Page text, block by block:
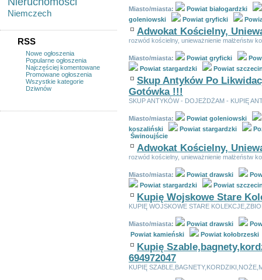
Niemczech
RSS
Nowe ogłoszenia
Popularne ogłoszenia
Najczęściej komentowane
Promowane ogłoszenia
Wszystkie kategorie
Dziwnów
Miasto/miasta:
Powiat białogardzki
goleniowski
Powiat gryficki
Adwokat Kościelny,
rozwód kościelny, unieważnienie małżeństw
Miasto/miasta: Powiat gryficki
Powiat stargardzki
Powiat
Skup Antyków Po
Gotówka !!!
SKUP ANTYKÓW - DOJEŻDŻAM - KUPIĘ
Miasto/miasta:
Powiat goleniowski
koszaliński
Powiat stargardzki
Świnoujście
Adwokat Kościelny,
rozwód kościelny, unieważnienie małżeństw
Miasto/miasta: Powiat drawski
Powiat stargardzki
Powiat
Kupię Wojskowe Stare
KUPIĘ WOJSKOWE STARE
Miasto/miasta: Powiat drawski
Powiat kamieński
Powiat kołobrzeski
Kupię
694972047
KUPIĘ